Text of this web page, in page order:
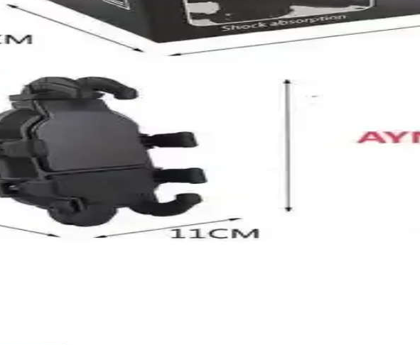
Outdoors Four Seasons Karşılaştırması
Gri ile Pangolin Outdoors Four Seasons Evrensel Elektrikli Araç Kaskı'nın malzeme,
şekilde ortaya koyar.
Autolion Honda NSS250 Brandası
dört mevsim koruma sağlayın. Hemen keşfedin!
Zincir Kilidi Karşılaştırması ve Güvenlik Özellikleri
dayanıklılık sunan motosiklet zincir kilitleri. Bu karşılaştırmada ürünlerin özellikleri,
Gri Kuyruk Pad ile Motosikletinizi Koruyun ve Estetik Katın
suya dayanıklı ve estetik gri renkli kuyruk pad, yüksek kaliteli malzemeleriyle motosikletinizi